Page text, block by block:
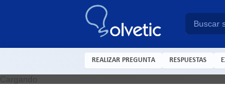
REALIZAR PREGUNTA RESPUESTAS